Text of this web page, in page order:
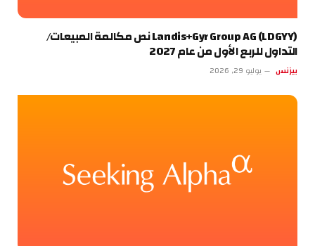
Landis+Gyr Group AG (LDGYY) نص مكالمة المبيعات/
التداول للربع الأول من عام 2027
بيزنس يوليو 29, 2026